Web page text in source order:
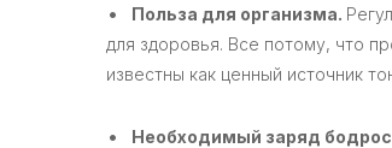
Польза для организма.
для здоровья. Все потому, что
известны как ценный источник
Необходимый заряд